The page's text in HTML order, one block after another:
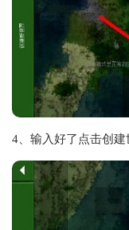
4、输入好了点击创建